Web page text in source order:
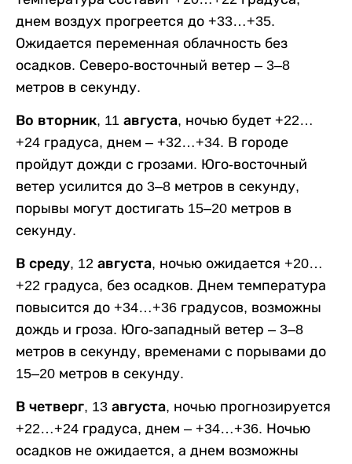
днем воздух прогреется до +33…+35.
Ожидается переменная облачность без
осадков. Северо-восточный ветер – 3–8
метров в секунду.
Во вторник, 11 августа, ночью будет +22…
+24 градуса, днем – +32…+34. В городе
пройдут дожди с грозами. Юго-восточный
ветер усилится до 3–8 метров в секунду,
порывы могут достигать 15–20 метров в
секунду.
В среду, 12 августа, ночью ожидается +20…
+22 градуса, без осадков. Днем температура
повысится до +34…+36 градусов, возможны
дождь и гроза. Юго-западный ветер – 3–8
метров в секунду, временами с порывами до
15–20 метров в секунду.
В четверг, 13 августа, ночью прогнозируется
+22…+24 градуса, днем – +34…+36. Ночью
осадков не ожидается, а днем возможны